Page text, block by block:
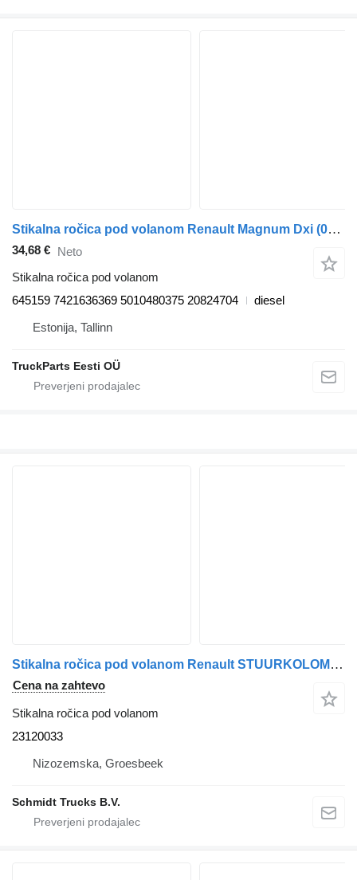
Stikalna ročica pod volanom Renault Magnum Dxi (01.05-12.13) 645159 za vlačilec Renault Magnum (1990-2014)
34,68 € Neto
Stikalna ročica pod volanom
645159 7421636369 5010480375 20824704
diesel
Estonija, Tallinn
TruckParts Eesti OÜ
Stikalna ročica pod volanom Renault STUURKOLOM BEDIENING T 520 EURO 6 23120033 za vlačilec
Cena na zahtevo
Stikalna ročica pod volanom
23120033
Nizozemska, Groesbeek
Schmidt Trucks B.V.